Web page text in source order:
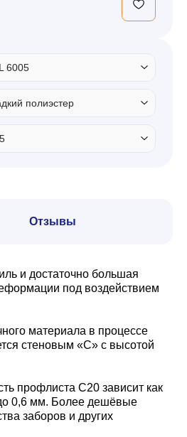
6005
полиэстер
Отзывы
и достаточно большая
под воздействием
материала в процессе
стеновым «С» с высотой
профлиста С20 зависит как
до 0,6 мм. Более дешёвые
заборов и других